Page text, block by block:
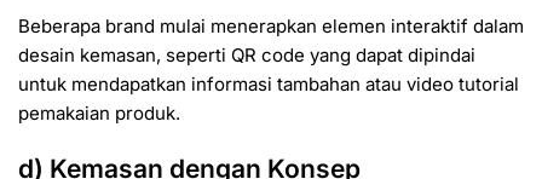
Beberapa brand mulai menerapkan elemen interaktif dalam
desain kemasan, seperti QR code yang dapat dipindai
untuk mendapatkan informasi tambahan atau video tutorial
pemakaian produk.
d) Kemasan dengan Konsep